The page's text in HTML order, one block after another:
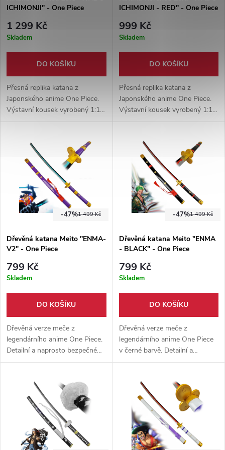
ICHIMONJI" - One Piece
1 299 Kč
Skladem
DO KOŠÍKU
Přesná replika katana z
Japonského anime One Piece.
Výstavní kousek vyrobený 1:1 s
originální předlohou. Vhodný
ICHIMONJI - RED" - One Piece
999 Kč
Skladem
DO KOŠÍKU
Přesná replika katana z
Japonského anime One Piece.
Výstavní kousek vyrobený 1:1 s
originální předlohou. Vhodný
1 499 Kč
-47%
Dřevěná katana Meito "ENMA-
V2" - One Piece
799 Kč
Skladem
DO KOŠÍKU
Dřevěná verze meče z
legendárního anime One Piece.
Detailní a naprosto bezpečné
zpracování. Vhodný doplněk ke
1 499 Kč
-47%
Dřevěná katana Meito "ENMA
- BLACK" - One Piece
799 Kč
Skladem
DO KOŠÍKU
Dřevěná verze meče z
legendárního anime One Piece
v černé barvě. Detailní a
naprosto bezpečné zpracování.